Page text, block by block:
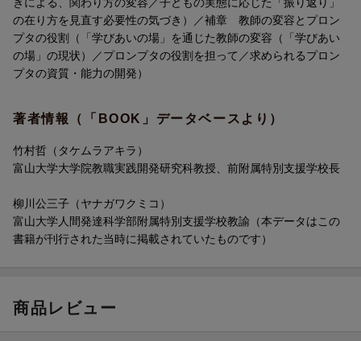
の在り方を見直す必要性の気づき）／補章 教師の変容とプロン
プタの役割（「学びあいの場」を通じた教師の変容（「学びあい
の場」の現状）／プロンプタの役割を担って／求められるプロン
プタの資質・能力の開発）
著者情報（「BOOK」データベースより）
竹村哲（タケムラアキラ）
富山大学大学院教職実践開発研究科教授、前附属特別支援学校長
柳川公三子（ヤナガワクミコ）
富山大学人間発達科学部附属特別支援学校教諭（本データはこの
書籍が刊行された当時に掲載されていたものです）
商品レビュー